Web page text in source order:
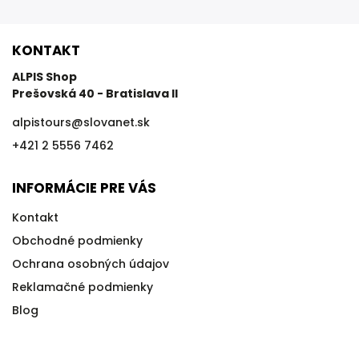
KONTAKT
ALPIS Shop
Prešovská 40 - Bratislava II
alpistours@slovanet.sk
+421 2 5556 7462
INFORMÁCIE PRE VÁS
Kontakt
Obchodné podmienky
Ochrana osobných údajov
Reklamačné podmienky
Blog